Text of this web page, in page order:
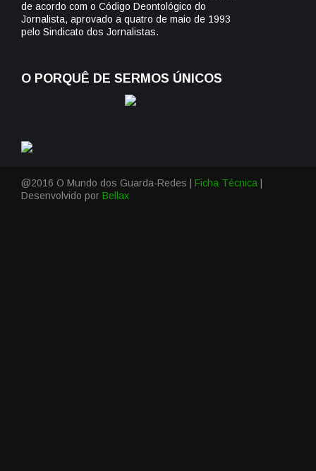
de acordo com o Código Deontológico do
Jornalista, aprovado a quatro de maio de 1993
pelo Sindicato dos Jornalistas.
O PORQUÊ DE SERMOS ÚNICOS
@2016 O Mundo dos Guarda-Redes | Ficha Técnica
Desenvolvido por Bellax